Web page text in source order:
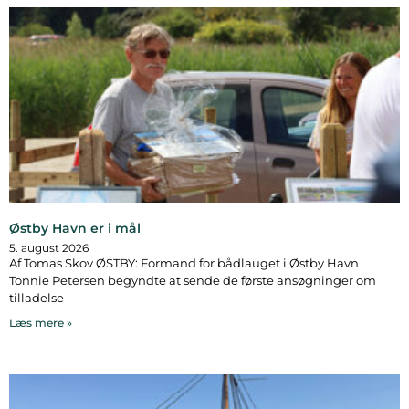
Østby Havn er i mål
5. august 2026
Af Tomas Skov ØSTBY: Formand for bådlauget i Østby Havn
Tonnie Petersen begyndte at sende de første ansøgninger om
tilladelse
Læs mere »